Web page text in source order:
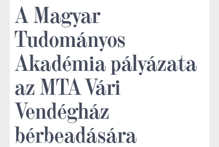
A Magyar
Tudományos
Akadémia pályázata
az MTA Vári
Vendégház
bérbeadására